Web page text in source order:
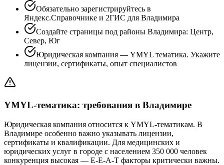
Обязательно зарегистрируйтесь в
Яндекс.Справочнике и 2ГИС для Владимира
Создайте страницы под районы Владимира: Центр,
Север, Юг
Юридическая компания — YMYL тематика. Укажите
лицензии, сертификаты, опыт специалистов
YMYL-тематика: требования в Владимире
Юридическая компания относится к YMYL-тематикам. В
Владимире особенно важно указывать лицензии,
сертификаты и квалификации. Для медицинских и
юридических услуг в городе с населением 350 000 человек
конкуренция высокая — E-E-A-T факторы критически важны.